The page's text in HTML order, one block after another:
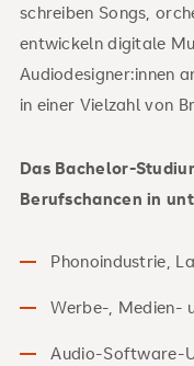
schreiben Songs,
entwickeln digitale
Audiodesigner:innen
in einer Vielzahl von
Das Bachelor-
Berufschancen in
Phonoindustrie,
Werbe-, Medien-
Audio-Software-